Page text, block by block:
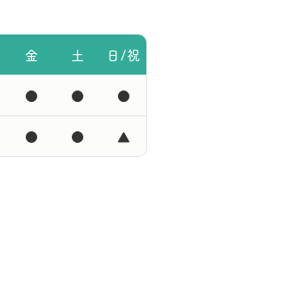
金 土 日/祝
● ● ●
● ● ▲